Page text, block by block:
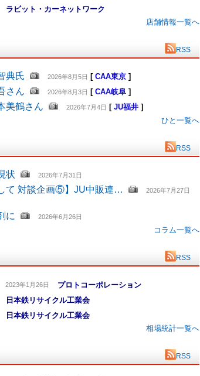
ラビット・カーネットワーク
店舗情報一覧へ
RSS
典氏 2026年8月5日 [ CAA東京 ]
さん 2026年8月3日 [ CAA岐阜 ]
美鶴さん 2026年7月4日 [ JU福井 ]
ひと一覧へ
RSS
状 2026年7月31日
て 対談企画⑤】JU中販連… 2026年7月27日
に 2026年6月26日
コラム一覧へ
RSS
2023年1月26日 プロトコーポレーション
日本鉄リサイクル工業会
日本鉄リサイクル工業会
相場統計一覧へ
RSS